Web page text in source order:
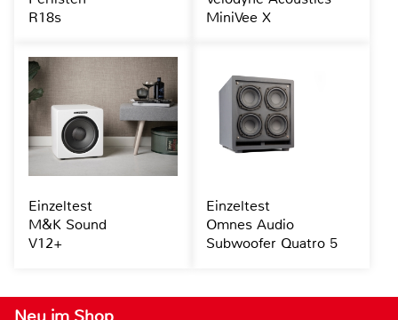
R18s
MiniVee X
Einzeltest
M&K Sound
V12+
Einzeltest
Omnes Audio
Subwoofer Quatro 5